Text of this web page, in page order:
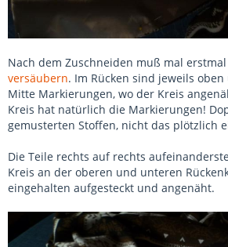
Nach dem Zuschneiden muß mal erstmal
versäubern. Im Rücken sind jeweils
Mitte Markierungen, wo der Kreis
Kreis hat natürlich die Markierungen!
gemusterten Stoffen, nicht das plötzlich
Die Teile rechts auf rechts
Kreis an der oberen und unteren
eingehalten aufgesteckt und angenäht.